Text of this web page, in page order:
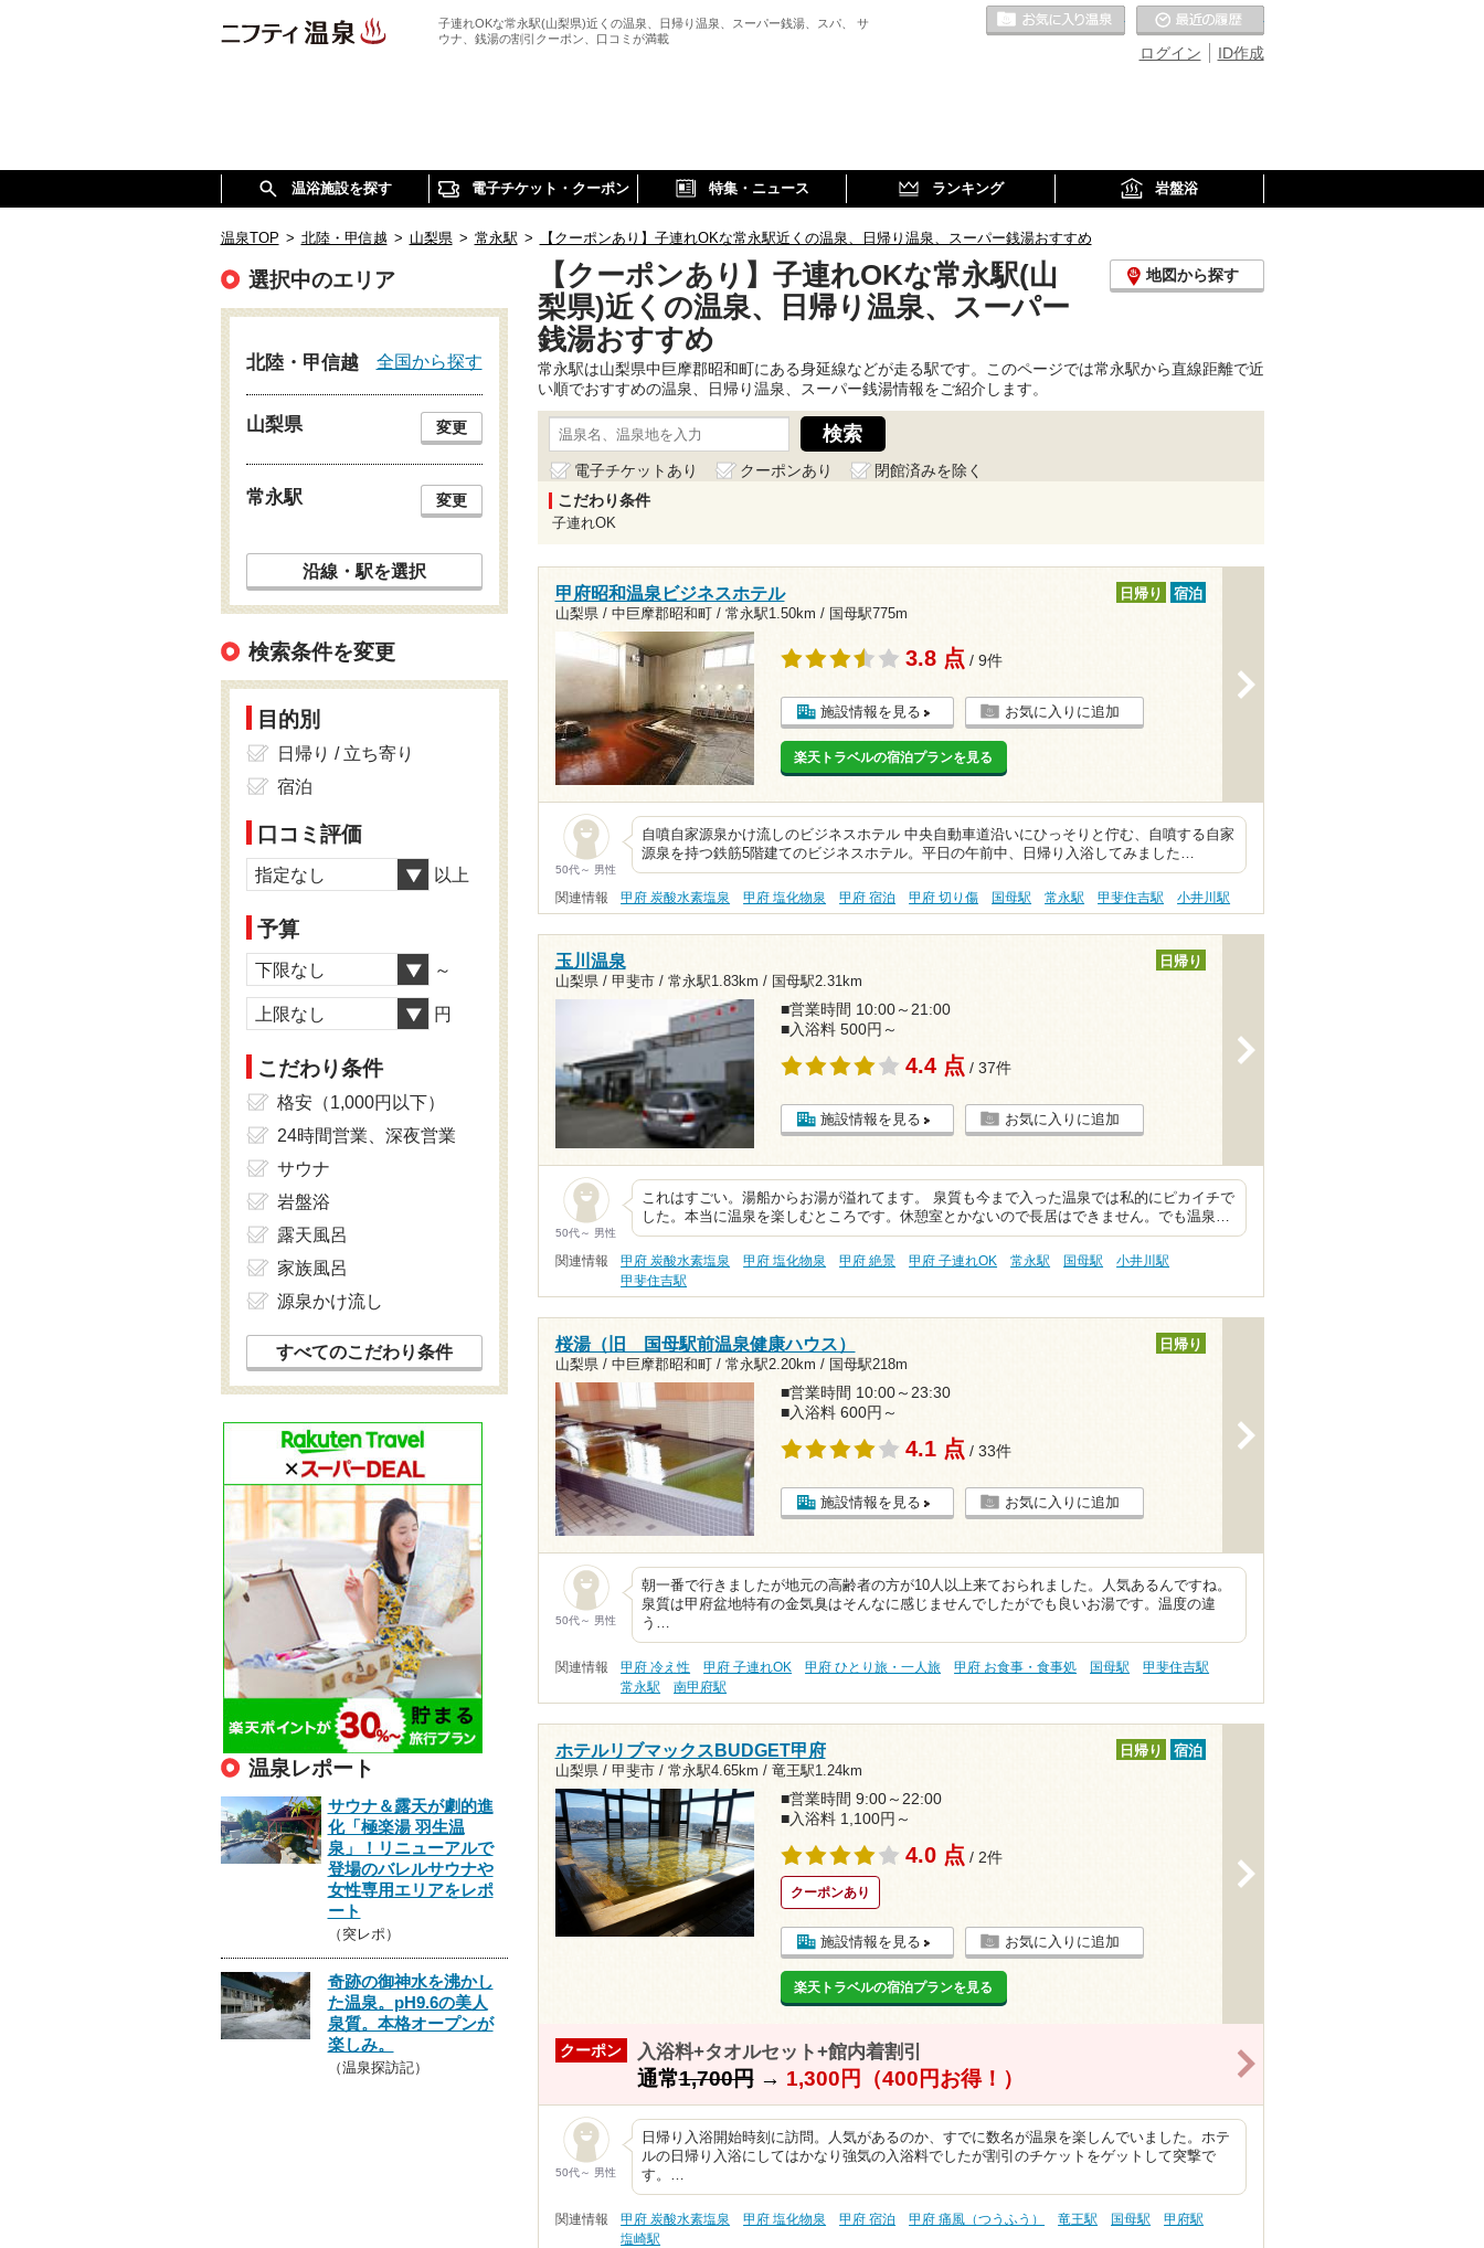
子連れOKな常永駅(山梨県)近くの温泉、日帰り温泉、スーパー銭湯、スパ、 サ
ウナ、銭湯の割引クーポン、口コミが満載
ID作成
ログイン
お気に入りの温泉
温浴施設を探す 電子チケット・クーポン 特集・ニュース ランキング 岩盤浴
温泉TOP > 北陸・甲信越 > 山梨県 > 常永駅 > 【クーポンあり】子連れOKな常永駅近くの温泉、日帰り温泉、スーパー銭湯おすすめ
【クーポンあり】子連れOKな常永駅(山
梨県)近くの温泉、日帰り温泉、スーパー
銭湯おすすめ
地図から探す
常永駅は山梨県中巨摩郡昭和町にある身延線などが走る駅です。このページでは常永駅から直線距離で近
い順でおすすめの温泉、日帰り温泉、スーパー銭湯情報をご紹介します。
電子チケットあり クーポンあり
閉館済みを除く
こだわり条件
子連れOK
甲府昭和温泉ビジネスホテル
山梨県 / 中巨摩郡昭和町 / 常永駅1.50km / 国母駅775m
日帰り 宿泊
3.8 点 / 9件
施設情報を見る お気に入りに追加
楽天トラベルの宿泊プランを見る
50代～ 男性
自噴自家源泉かけ流しのビジネスホテル 中央自動車道沿いにひっそりと佇む、自噴する自家
源泉を持つ鉄筋5階建てのビジネスホテル。平日の午前中、日帰り入浴してみました…
関連情報 甲府 炭酸水素塩泉 甲府 塩化物泉 甲府 宿泊 甲府 切り傷 国母駅 常永駅 甲斐住吉駅 小井川駅
玉川温泉
山梨県 / 甲斐市 / 常永駅1.83km / 国母駅2.31km
日帰り
■営業時間 10:00～21:00
■入浴料 500円～
4.4 点 / 37件
施設情報を見る お気に入りに追加
50代～ 男性
これはすごい。湯船からお湯が溢れてます。 泉質も今まで入った温泉では私的にピカイチで
した。本当に温泉を楽しむところです。休憩室とかないので長居はできません。でも温泉…
関連情報 甲府 炭酸水素塩泉 甲府 塩化物泉 甲府 絶景 甲府 子連れOK 常永駅 国母駅
小井川駅
甲斐住吉駅
桜湯（旧 国母駅前温泉健康ハウス）
山梨県 / 中巨摩郡昭和町 / 常永駅2.20km / 国母駅218m
日帰り
■営業時間 10:00～23:30
■入浴料 600円～
4.1 点 / 33件
施設情報を見る お気に入りに追加
50代～ 男性
朝一番で行きましたが地元の高齢者の方が10人以上来ておられました。人気あるんですね。
泉質は甲府盆地特有の金気臭はそんなに感じませんでしたがでも良いお湯です。温度の違
う…
関連情報 甲府 冷え性 甲府 子連れOK 甲府 ひとり旅・一人旅 甲府 お食事・食事処 国母駅
甲斐住吉駅
常永駅
南甲府駅
ホテルリブマックスBUDGET甲府
山梨県 / 甲斐市 / 常永駅4.65km / 竜王駅1.24km
日帰り 宿泊
■営業時間 9:00～22:00
■入浴料 1,100円～
4.0 点 / 2件
クーポンあり
施設情報を見る お気に入りに追加
楽天トラベルの宿泊プランを見る
クーポン 入浴料+タオルセット+館内着割引
通常1,700円→ 1,300円（400円お得！）
>
50代～ 男性
日帰り入浴開始時刻に訪問。人気があるのか、すでに数名が温泉を楽しんでいました。ホテ
ルの日帰り入浴にしてはかなり強気の入浴料でしたが割引のチケットをゲットして突撃で
す。…
関連情報 甲府 炭酸水素塩泉 甲府 塩化物泉 甲府 宿泊 甲府 痛風（つうふう） 竜王駅 国母駅
甲府駅
塩崎駅
選択中のエリア
北陸・甲信越 全国から探す
山梨県 変更
常永駅 変更
沿線・駅を選択
検索条件を変更
目的別
日帰り / 立ち寄り
宿泊
口コミ評価
指定なし 以上
予算
下限なし ～
上限なし 円
こだわり条件
格安（1,000円以下）
24時間営業、深夜営業
サウナ
岩盤浴
露天風呂
家族風呂
源泉かけ流し
すべてのこだわり条件
温泉レポート
サウナ＆露天が劇的進
化「極楽湯 羽生温
泉」！リニューアルで
登場のバレルサウナや
女性専用エリアをレポ
ート
（突レポ）
奇跡の御神水を沸かし
た温泉。pH9.6の美人
泉質。本格オープンが
楽しみ。
（温泉探訪記）